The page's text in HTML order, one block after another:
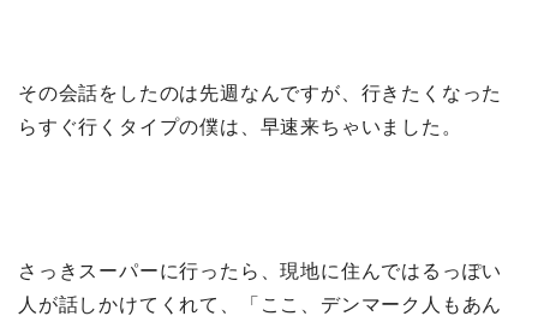
その会話をしたのは先週なんですが、行きたくなった
らすぐ行くタイプの僕は、早速来ちゃいました。
さっきスーパーに行ったら、現地に住んではるっぽい
人が話しかけてくれて、「ここ、デンマーク人もあん